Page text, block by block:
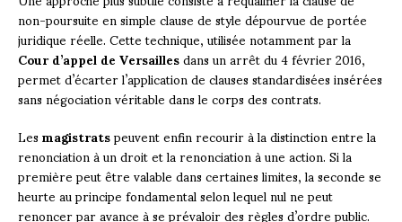
non-poursuite en simple clause de style dépourvue de portée
juridique réelle. Cette technique, utilisée notamment par la
Cour d’appel de Versaillesdans un arrêt du 4 février 2016,
permet d’écarter l’application de clauses standardisées insérées
sans négociation véritable dans le corps des contrats.
Lesmagistratspeuvent enfin recourir à la distinction entre la
renonciation à un droit et la renonciation à une action. Si la
première peut être valable dans certaines limites, la seconde se
heurte au principe fondamental selon lequel nul ne peut